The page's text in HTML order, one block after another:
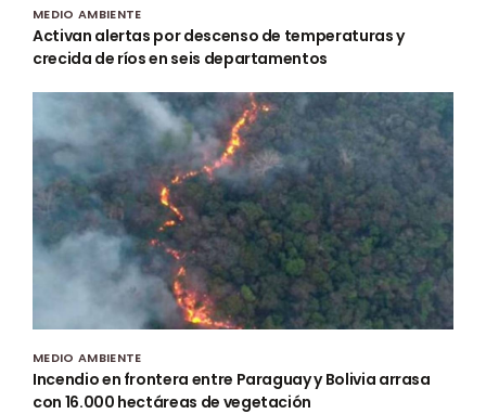
MEDIO AMBIENTE
Activan alertas por descenso de temperaturas y
crecida de ríos en seis departamentos
MEDIO AMBIENTE
Incendio en frontera entre Paraguay y Bolivia arrasa
con 16.000 hectáreas de vegetación